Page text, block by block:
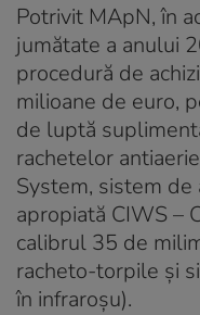
Potrivit MApN, în
jumătate a anului
procedură de
milioane de euro,
de luptă
rachetelor
System, sistem de
apropiată CIWS –
calibrul 35 de
racheto-torpile și
în infraroșu).